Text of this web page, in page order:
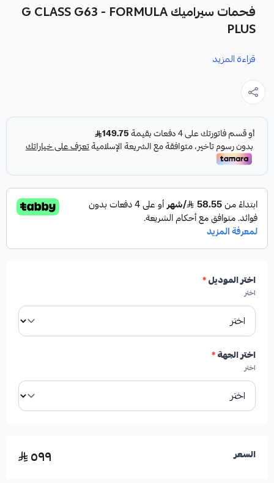
فحمات سيراميك G CLASS G63 - FORMULA
PLUS
AUTO PARTS، صناعة أمريكية.
مميزات المنتج:
✓فرامل أقوى واستجابة أسرع.
✓إنتاج رماد أقل، مما يقلل من الأوساخ.
قراءة المزيد
اختر الموديل*
اختر
اختر الجهة*
اختر
السعر ٥٩٩